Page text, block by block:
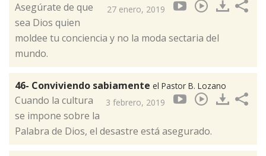
27 enero, 2019
Asegúrate de que
sea Dios quien
moldee tu conciencia y no la moda sectaria del
mundo.
46- Conviviendo sabiamente el Pastor B. Lozano
3 febrero, 2019
Cuando la cultura
se impone sobre la
Palabra de Dios, el desastre está asegurado.